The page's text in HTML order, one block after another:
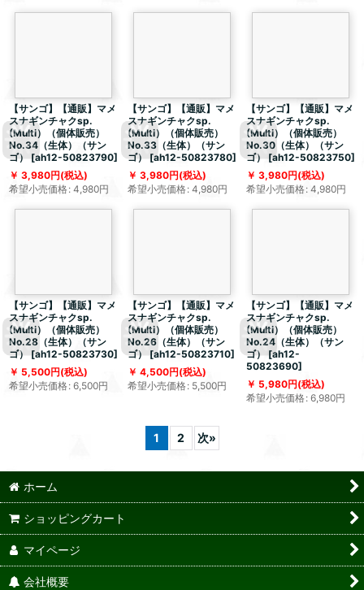
【サンゴ】【通販】マメ
スナギンチャクsp.
(Multi）（個体販売）
No.34（生体）（サン
ゴ） [ah12-50823790]
3,980円(税込)
希望小売価格: 4,980円
【サンゴ】【通販】マメ
スナギンチャクsp.
(Multi）（個体販売）
No.33（生体）（サン
ゴ） [ah12-50823780]
3,980円(税込)
希望小売価格: 4,980円
【サンゴ】【通販】マメ
スナギンチャクsp.
(Multi）（個体販売）
No.30（生体）（サン
ゴ） [ah12-50823750]
3,980円(税込)
希望小売価格: 4,980円
【サンゴ】【通販】マメ
スナギンチャクsp.
(Multi）（個体販売）
No.28（生体）（サン
ゴ） [ah12-50823730]
5,500円(税込)
希望小売価格: 6,500円
【サンゴ】【通販】マメ
スナギンチャクsp.
(Multi）（個体販売）
No.26（生体）（サン
ゴ） [ah12-50823710]
4,500円(税込)
希望小売価格: 5,500円
【サンゴ】【通販】マメ
スナギンチャクsp.
(Multi）（個体販売）
No.24（生体）（サン
ゴ） [ah12-
50823690]
5,980円(税込)
希望小売価格: 6,980円
1 2 次»
ホーム
ショッピングカート
マイページ
会社概要